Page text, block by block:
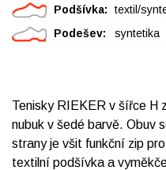
Podšívka:
textil/
Podešev:
syntetika
Tenisky RIEKER v šířce H
nubuk v šedé barvě. Obuv
strany je všit funkční zip
textilní podšívka a